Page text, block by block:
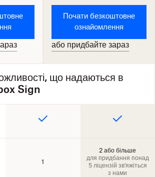
Почати безкоштовне
ознайомлення
або придбайте зараз
що надаються в
Sign
1
2 або більше
для придбання понад
5 ліцензій зв'яжіться
з нами